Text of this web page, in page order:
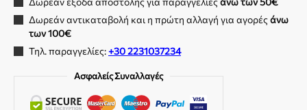
Δωρεάν αντικαταβολή και η πρώτη αλλαγή για αγορέςάνω
των 100€
Τηλ. παραγγελίες:+30 2231037234
Ασφαλείς Συναλλαγές